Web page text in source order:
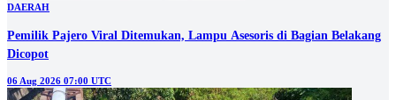
DAERAH
Pemilik Pajero Viral Ditemukan, Lampu Asesoris di Bagian Belakang
Dicopot
06 Aug 2026 07:00 UTC